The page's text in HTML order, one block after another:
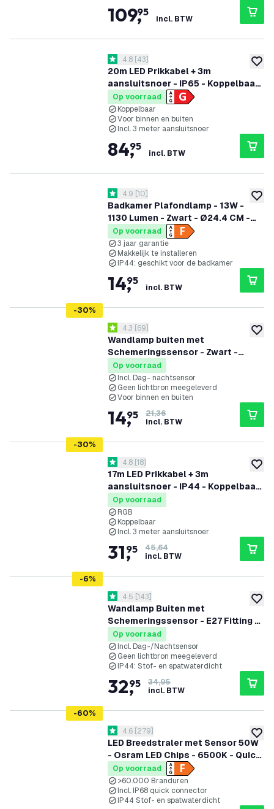
109,
95
incl. BTW
20m LED Prikkabel + 3m
aansluitsnoer - IP65 - Koppelbaar
- Incl. 20 LED Lampen
reviews drawer openen
4.8 score sterren
4.8 [43]
Op voorraad
Koppelbaar
Voor binnen en buiten
Incl. 3 meter aansluitsnoer
84,
95
incl. BTW
Badkamer Plafondlamp - 13W -
1130 Lumen - Zwart - Ø24.4 CM -
IP44 Waterdicht - 2700K - LED
Plafonniere
reviews drawer openen
4.9 score sterren
4.9 [10]
Op voorraad
3 jaar garantie
Makkelijk te installeren
IP44: geschikt voor de badkamer
14,
95
incl. BTW
-30%
Wandlamp buiten met
Schemeringssensor - Zwart -
reviews drawer openen
4.3 score sterren
4.3 [69]
Op voorraad
Incl. Dag- nachtsensor
Geen lichtbron meegeleverd
Voor binnen en buiten
14,
95
21,36
incl. BTW
-30%
17m LED Prikkabel + 3m
aansluitsnoer - IP44 - Koppelbaar
- Incl. 30 LED Lampen
reviews drawer openen
4.8 score sterren
4.8 [18]
Op voorraad
RGB
Koppelbaar
Incl. 3 meter aansluitsnoer
31,
95
45,64
incl. BTW
-6%
Wandlamp Buiten met
Schemeringssensor - E27 Fitting -
IP44 - Zwart
reviews drawer openen
4.5 score sterren
4.5 [143]
Op voorraad
Incl. Dag-/Nachtsensor
Geen lichtbron meegeleverd
IP44: Stof- en spatwaterdicht
32,
95
34,95
incl. BTW
-60%
LED Breedstraler met Sensor 50W
- Osram LED Chips - 6500K - Quick
Connector - 5 Jaar garantie
reviews drawer openen
4.6 score sterren
4.6 [279]
Op voorraad
>60.000 Branduren
Incl. IP68 quick connector
IP44 Stof- en spatwaterdicht